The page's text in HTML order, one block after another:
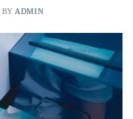
BY ADMIN